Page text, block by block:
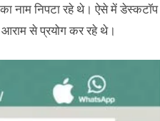
नाम निपटा रहे थे। ऐसे में डेस्कटॉप
से प्रयोग कर रहे थे।